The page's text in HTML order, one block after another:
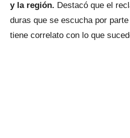
y la región. Destacó que el
duras que se escucha por
tiene correlato con lo que